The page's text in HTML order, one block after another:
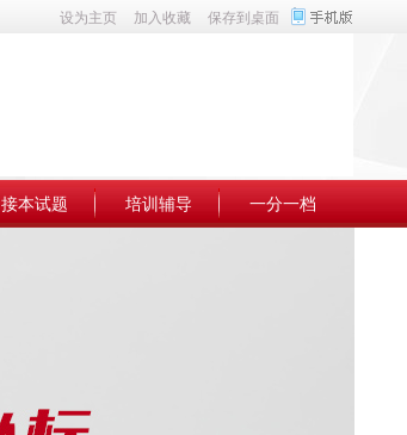
设为主页 加入收藏 保存到桌面
接本试题 培训辅导 一分一档